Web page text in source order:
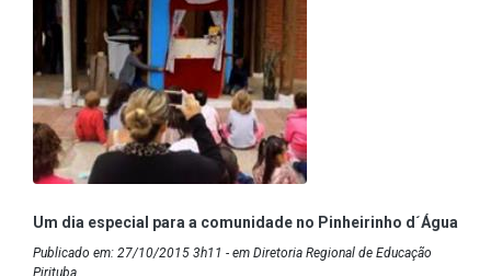
Um dia especial para a comunidade no Pinheirinho d´Água
Publicado em: 27/10/2015 3h11 - em Diretoria Regional de Educação
Pirituba